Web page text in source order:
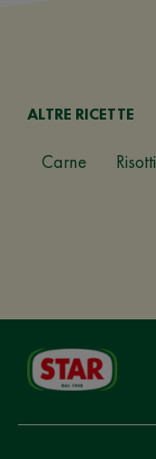
ALTRE RICETTE
Carne Risotti